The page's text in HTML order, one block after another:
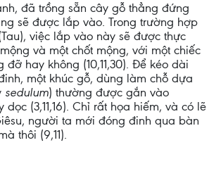
đã trồng sẵn cây gỗ thẳng đứng
sẽ được lắp vào. Trong trường hợp
việc lắp vào này sẽ được thực
và một chốt mộng, với một chiếc
hay không (10,11,30). Để kéo dài
một khúc gỗ, dùng làm chỗ dựa
sedulum) thường được gắn vào
(3,11,16). Chỉ rất họa hiếm, và có lẽ
người ta mới đóng đinh qua bàn
thôi (9,11).